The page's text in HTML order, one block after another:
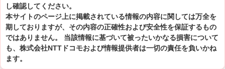
し確認してください。
本サイトのページ上に掲載されている情報の内容に関しては万全を
期しておりますが、その内容の正確性および安全性を保証するもの
ではありません。 当該情報に基づいて被ったいかなる損害について
も、株式会社NTTドコモおよび情報提供者は一切の責任を負いかね
ます。